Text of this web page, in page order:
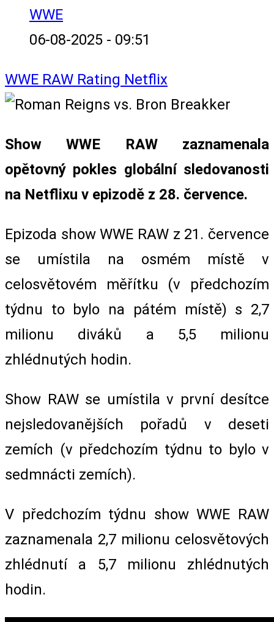
WWE
06-08-2025 - 09:51
WWE RAW Rating Netflix
Show WWE RAW zaznamenala
opětovný pokles globální sledovanosti
na Netflixu v epizodě z 28. července.
Epizoda show WWE RAW z 21. července
se umístila na osmém místě v
celosvětovém měřítku (v předchozím
týdnu to bylo na pátém místě) s 2,7
milionu diváků a 5,5 milionu
zhlédnutých hodin.
Show RAW se umístila v první desítce
nejsledovanějších pořadů v deseti
zemích (v předchozím týdnu to bylo v
sedmnácti zemích).
V předchozím týdnu show WWE RAW
zaznamenala 2,7 milionu celosvětových
zhlédnutí a 5,7 milionu zhlédnutých
hodin.